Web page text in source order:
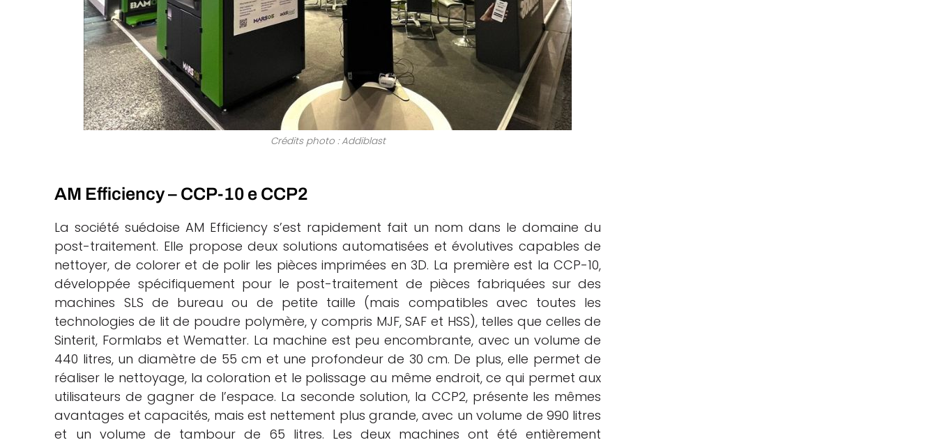
Crédits photo : Addiblast
AM Efficiency – CCP-10 e CCP2
La société suédoise AM Efficiency s’est rapidement fait un nom dans le domaine du
post-traitement. Elle propose deux solutions automatisées et évolutives capables de
nettoyer, de colorer et de polir les pièces imprimées en 3D. La première est la CCP-10,
développée spécifiquement pour le post-traitement de pièces fabriquées sur des
machines SLS de bureau ou de petite taille (mais compatibles avec toutes les
technologies de lit de poudre polymère, y compris MJF, SAF et HSS), telles que celles de
Sinterit, Formlabs et Wematter. La machine est peu encombrante, avec un volume de
440 litres, un diamètre de 55 cm et une profondeur de 30 cm. De plus, elle permet de
réaliser le nettoyage, la coloration et le polissage au même endroit, ce qui permet aux
utilisateurs de gagner de l’espace. La seconde solution, la CCP2, présente les mêmes
avantages et capacités, mais est nettement plus grande, avec un volume de 990 litres
et un volume de tambour de 65 litres. Les deux machines ont été entièrement